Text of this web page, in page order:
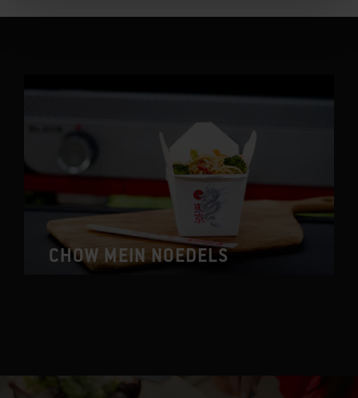
CHOW MEIN NOEDELS